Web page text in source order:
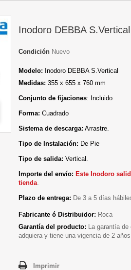
Inodoro DEBBA
Condición Nuevo
Modelo: Inodoro DEBBA S.Vertical
Medidas: 355 x 655 x 760 mm
Conjunto de fijaciones: Incluido
Forma: Cuadrado
Sistema de descarga: Arrastre.
Tipo de Instalación: De Pie
Tipo de salida: Vertical.
Importe del envío: Este Inodoro
tienda.
Plazo de entrega: De 3 a 5 días
Fabricante ó Distribuidor: Roca
Garantía del producto: La garantía
adquiera y tiene una vigencia de 2
Imprimir